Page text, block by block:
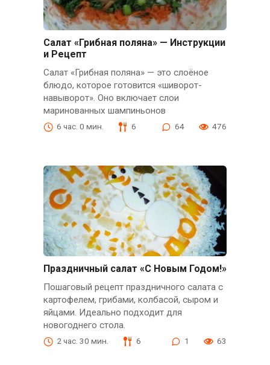
Салат «Грибная поляна» — Инструкции
и Рецепт
Салат «Грибная поляна» — это слоёное
блюдо, которое готовится «шиворот-
навыворот». Оно включает слои
маринованных шампиньонов
6 час. 0 мин. 6 64 476
Праздничный салат «С Новым Годом!»
Пошаговый рецепт праздничного салата с
картофелем, грибами, колбасой, сыром и
яйцами. Идеально подходит для
новогоднего стола.
2 час. 30 мин. 6 1 63